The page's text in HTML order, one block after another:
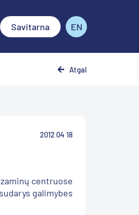
Savitarna EN
Atgal
2012 04 18
centruose
galimybes